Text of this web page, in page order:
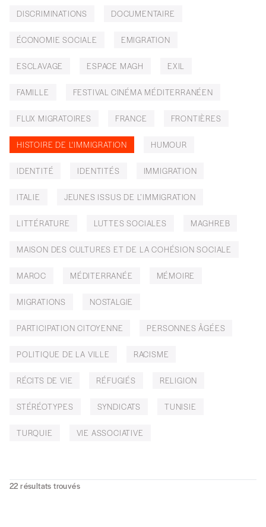
DISCRIMINATIONS DOCUMENTAIRE
ÉCONOMIE SOCIALE EMIGRATION
ESCLAVAGE ESPACE MAGH EXIL
FAMILLE FESTIVAL CINÉMA MÉDITERRANÉEN
FLUX MIGRATOIRES FRANCE FRONTIÈRES
HISTOIRE DE L'IMMIGRATION HUMOUR
IDENTITÉ IDENTITÉS IMMIGRATION
ITALIE JEUNES ISSUS DE L’IMMIGRATION
LITTÉRATURE LUTTES SOCIALES MAGHREB
MAISON DES CULTURES ET DE LA COHÉSION SOCIALE
MAROC MÉDITERRANÉE MÉMOIRE
MIGRATIONS NOSTALGIE
PARTICIPATION CITOYENNE PERSONNES ÂGÉES
POLITIQUE DE LA VILLE RACISME
RÉCITS DE VIE RÉFUGIÉS RELIGION
STÉRÉOTYPES SYNDICATS TUNISIE
TURQUIE VIE ASSOCIATIVE
22 résultats trouvés